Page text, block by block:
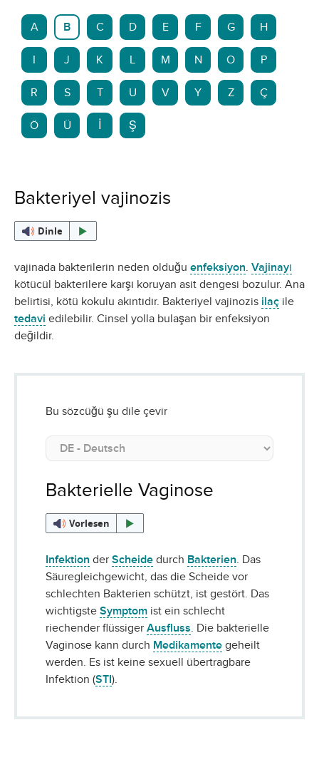
A B C D E F G H
J K L M N O P
R S T U V Y Z Ç
Ö Ü Ş
Bakteriyel vajinozis
Dinle
vajinada bakterilerin neden olduğu enfeksiyon. Vajinayı
kötücül bakterilere karşı koruyan asit dengesi bozulur. Ana
belirtisi, kötü kokulu akıntıdır. Bakteriyel vajinozis ilaç ile
tedavi edilebilir. Cinsel yolla bulaşan bir enfeksiyon
değildir.
Bu sözcüğü şu dile çevir
Bakterielle Vaginose
Vorlesen
Infektion der Scheide durch Bakterien. Das
Säuregleichgewicht, das die Scheide vor
schlechten Bakterien schützt, ist gestört. Das
wichtigste Symptom ist ein schlecht
riechender flüssiger Ausfluss. Die bakterielle
Vaginose kann durch Medikamente geheilt
werden. Es ist keine sexuell übertragbare
Infektion (STI ).